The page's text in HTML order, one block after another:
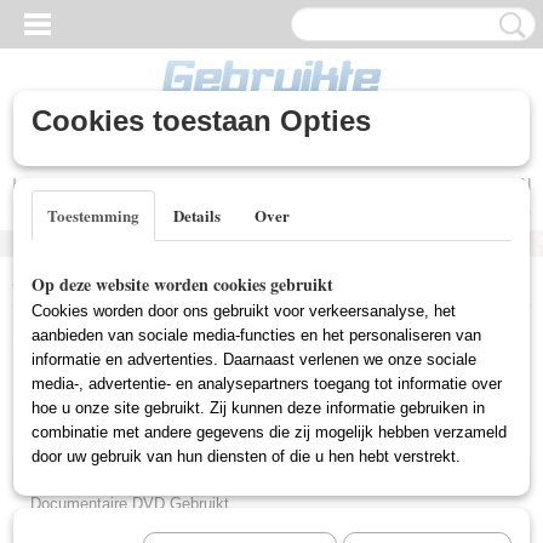
Inloggen
UW WINKELWAGEN
Home >Gebruikte DVD's>Comedy DVD Gebruikt
Gebruikte DVD's
Actie DVD Gebruikt
Box Sets Gebruikt
Documentaire DVD Gebruikt
Drama DVD Gebruikt
Cookies toestaan Opties
Toestemming Details Over
Op deze website worden cookies gebruikt
Cookies worden door ons gebruikt voor verkeersanalyse, het
aanbieden van sociale media-functies en het personaliseren van
informatie en advertenties. Daarnaast verlenen we onze sociale
media-, advertentie- en analysepartners toegang tot informatie over
hoe u onze site gebruikt. Zij kunnen deze informatie gebruiken in
combinatie met andere gegevens die zij mogelijk hebben verzameld
door uw gebruik van hun diensten of die u hen hebt verstrekt.